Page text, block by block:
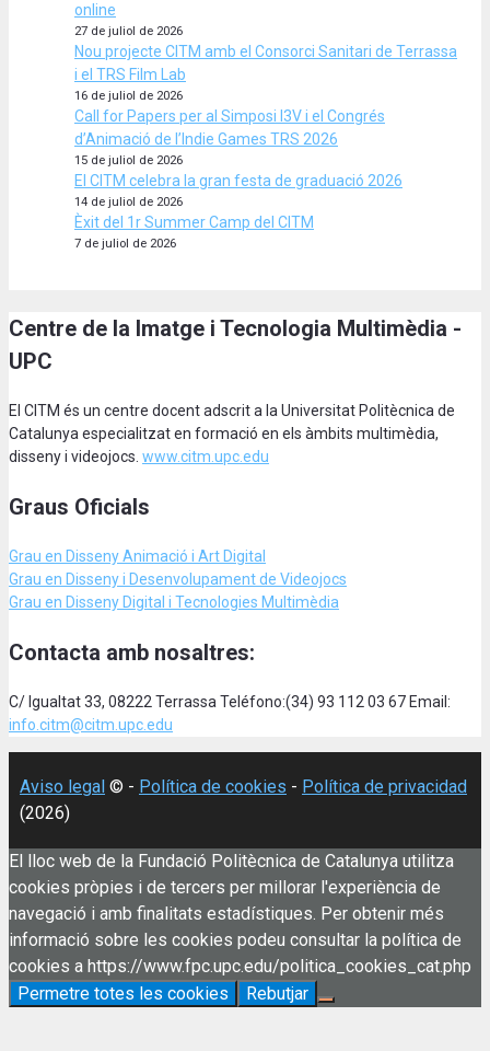
online
27 de juliol de 2026
Nou projecte CITM amb el Consorci Sanitari de Terrassa
i el TRS Film Lab
16 de juliol de 2026
Call for Papers per al Simposi I3V i el Congrés
d’Animació de l’Indie Games TRS 2026
15 de juliol de 2026
El CITM celebra la gran festa de graduació 2026
14 de juliol de 2026
Èxit del 1r Summer Camp del CITM
7 de juliol de 2026
Centre de la Imatge i Tecnologia Multimèdia -
UPC
El CITM és un centre docent adscrit a la Universitat Politècnica de
Catalunya especialitzat en formació en els àmbits multimèdia,
disseny i videojocs. www.citm.upc.edu
Graus Oficials
Grau en Disseny Animació i Art Digital
Grau en Disseny i Desenvolupament de Videojocs
Grau en Disseny Digital i Tecnologies Multimèdia
Contacta amb nosaltres:
C/ Igualtat 33, 08222 Terrassa Teléfono:(34) 93 112 03 67 Email:
info.citm@citm.upc.edu
Aviso legal © - Política de cookies - Política de privacidad
(2026)
El lloc web de la Fundació Politècnica de Catalunya utilitza
cookies pròpies i de tercers per millorar l'experiència de
navegació i amb finalitats estadístiques. Per obtenir més
informació sobre les cookies podeu consultar la política de
cookies a https://www.fpc.upc.edu/politica_cookies_cat.php
Permetre totes les cookies
Rebutjar